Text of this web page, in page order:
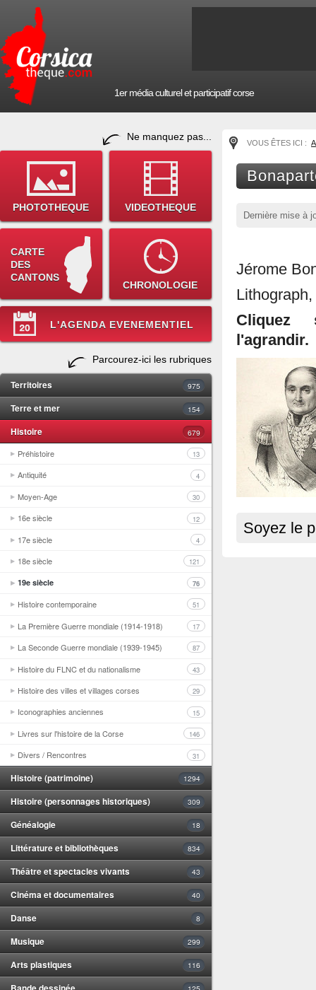
1er média culturel et participatif corse
Ne manquez pas...
PHOTOTHEQUE VIDEOTHEQUE
CARTE
DES
CANTONS
CHRONOLOGIE
L'AGENDA EVENEMENTIEL
Parcourez-ici les rubriques
Territoires 975
Terre et mer 154
Histoire 679
Préhistoire 13
Antiquité 4
Moyen-Age 30
16e siècle 12
17e siècle 4
18e siècle 121
19e siècle 76
Histoire contemporaine 51
La Première Guerre mondiale (1914-1918) 17
La Seconde Guerre mondiale (1939-1945) 87
Histoire du FLNC et du nationalisme 43
Histoire des villes et villages corses 29
Iconographies anciennes 15
Livres sur l'histoire de la Corse 146
Divers / Rencontres 31
Histoire (patrimoine) 1294
Histoire (personnages historiques) 309
Généalogie 18
Littérature et bibliothèques 834
Théâtre et spectacles vivants 43
Cinéma et documentaires 40
Danse 8
Musique 299
Arts plastiques 116
VOUS ÊTES ICI :
Dernière mise à
Jérome
Cliquez
l'agrandir.
Soyez le